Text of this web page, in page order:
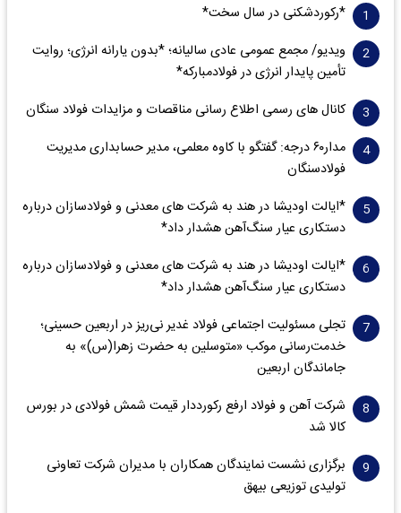
*رکوردشکنی در سال سخت*
ویدیو/ مجمع عمومی عادی سالیانه؛ *بدون یارانه انرژی؛ روایت
تأمین پایدار انرژی در فولادمبارکه*
کانال های رسمی اطلاع رسانی مناقصات و مزایدات فولاد سنگان
مدار‌۶٠ درجه: گفتگو با کاوه معلمی، مدیر حسابداری مدیریت
فولادسنگان
*ایالت اودیشا در هند به شرکت های معدنی و فولادسازان درباره
دستکاری عیار سنگ‌آهن هشدار داد*
*ایالت اودیشا در هند به شرکت های معدنی و فولادسازان درباره
دستکاری عیار سنگ‌آهن هشدار داد*
تجلی مسئولیت اجتماعی فولاد غدیر نی‌ریز در اربعین حسینی؛
خدمت‌رسانی موکب «متوسلین به حضرت زهرا(س)» به
جاماندگان اربعین
شرکت آهن و فولاد ارفع رکورددار قیمت شمش فولادی در بورس
کالا شد
برگزاری نشست نمایندگان همکاران با مدیران شرکت تعاونی
تولیدی توزیعی بیهق